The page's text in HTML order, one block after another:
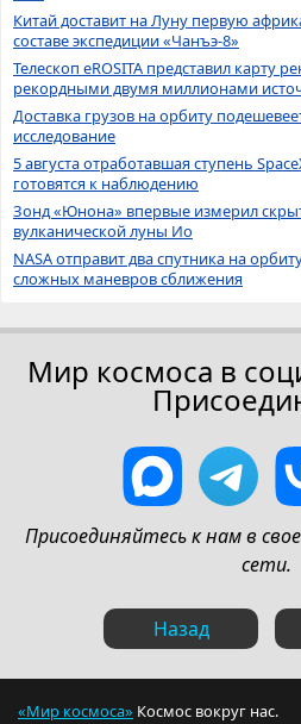
Китай доставит на Луну первую
составе экспедиции «Чанъэ-8»
Телескоп eROSITA представил карту
рекордными двумя миллионами
Доставка грузов на орбиту
исследование
5 августа отработавшая ступень
готовятся к наблюдению
Зонд «Юнона» впервые измерил
вулканической луны Ио
NASA отправит два спутника на
сложных маневров сближения
Мир космоса в
Присоединяйтесь к нам в
сети.
Назад
«Мир космоса» Космос вокруг нас.